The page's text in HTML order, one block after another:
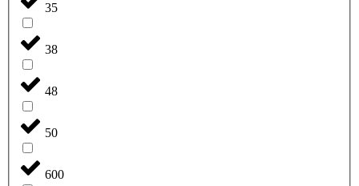
35
38
48
50
600